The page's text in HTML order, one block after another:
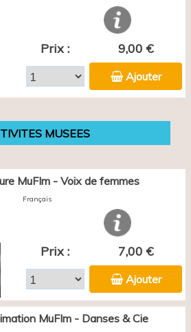
Prix : 9,00 €
Ajouter
MUSEES
MuFIm - Voix de femmes
Français
Prix : 7,00 €
Ajouter
MuFIm - Danses & Cie